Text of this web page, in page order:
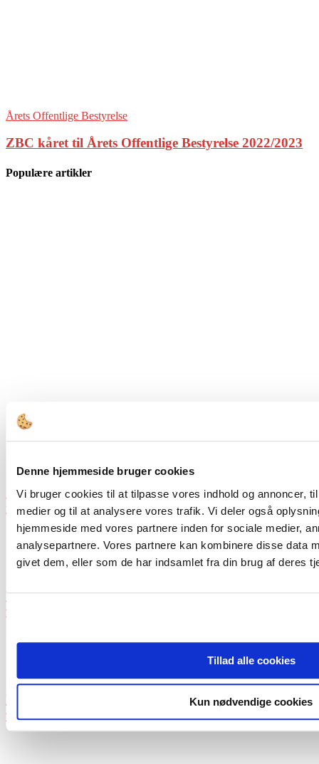
Denne hjemmeside bruger cookies
Vi bruger cookies til at tilpasse vores indhold og annoncer,
medier og til at analysere vores trafik. Vi deler også
hjemmeside med vores partnere inden for sociale medier,
analysepartnere. Vores partnere kan kombinere disse data
givet dem, eller som de har indsamlet fra din brug af deres
Tillad alle cookies
Kun nødvendige cookies
Årets Offentlige Bestyrelse
ZBC kåret til Årets Offentlige Bestyrelse 2022/2023
Populære artikler
Skab vinderbestyrelsen i forsynings- og
infrastruktursektoren
Udvikling af de selvejende institutioner og offentlige
virksomheder!
Bonus forløser energi og giver retning i
virksomheden